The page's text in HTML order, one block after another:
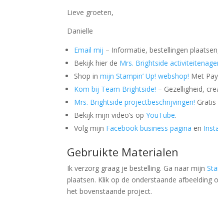
Lieve groeten,
Danielle
Email mij – Informatie, bestellingen
Bekijk hier de Mrs. Brightside
Shop inmijn Stampin’ Up! webshop! Met
Kom bij Team Brightside! – Gezelligheid,
Mrs. Brightside projectbeschrijvingen!
Bekijk mijn video’s opYouTube.
Volg mijn Facebook business pagina en
Gebruikte Materialen
Ik verzorg graag je bestelling. Ga naar mijn
plaatsen. Klik op de onderstaande
het bovenstaande project.